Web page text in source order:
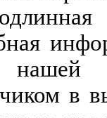
нашей
в